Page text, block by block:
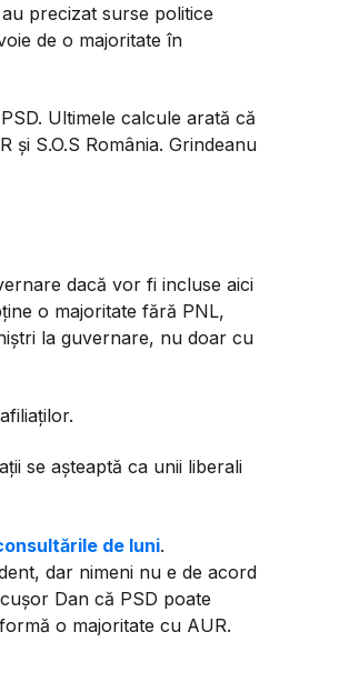
precizat surse politice
de o majoritate în
Ultimele calcule arată că
S.O.S România. Grindeanu
dacă vor fi incluse aici
o majoritate fără PNL,
la guvernare, nu doar cu
se așteaptă ca unii liberali
de luni.
dar nimeni nu e de acord
Dan că PSD poate
o majoritate cu AUR.